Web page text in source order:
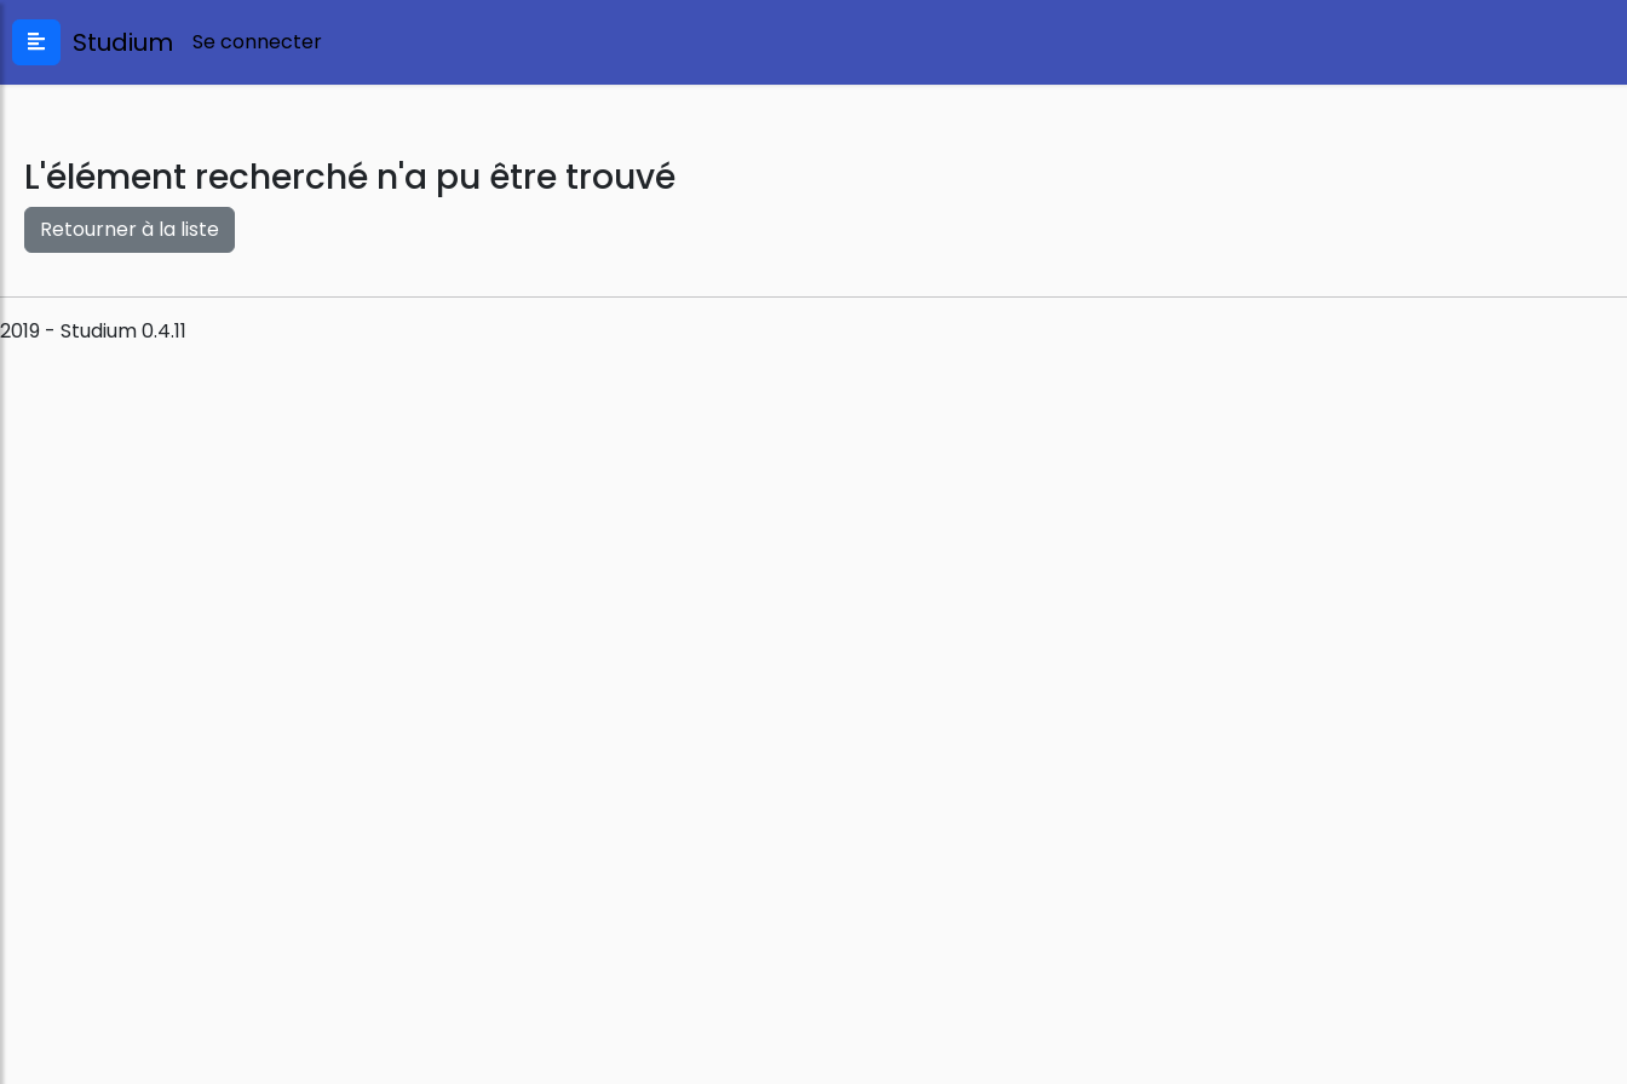
Studium Se connecter
L'élément recherché n'a pu être trouvé
Retourner à la liste
2019 - Studium 0.4.11